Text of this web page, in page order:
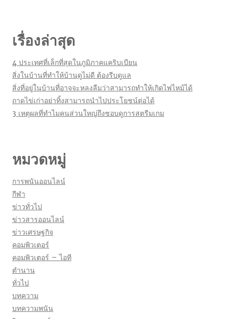
เรื่องล่าสุด
4 ประเทศที่เล็กที่สุดในภูมิภาคแคริบเบียน
สิ่งในบ้านที่ทำให้บ้านดูไม่ดี ต้องรีบดูแล
สิ่งที่อยู่ในบ้านที่อาจจะหลงลืมว่าสามารถทำให้เกิดไฟไหม้ได้
ถาดไข่เก่าอย่าทิ้งสามารถนำไปประโยชน์ต่อได้
3 เหตุผลที่ทำไมคนส่วนใหญ่ถึงชอบดูการสตรีมเกม
หมวดหมู่
การพนันออนไลน์
กีฬา
ข่าวทั่วไป
ข่าวสารออนไลน์
ข่าวเศรษฐกิจ
คอมพิวเตอร์
คอมพิวเตอร์ – ไอที
ตำนาน
ทั่วไป
บทความ
บทความพนัน